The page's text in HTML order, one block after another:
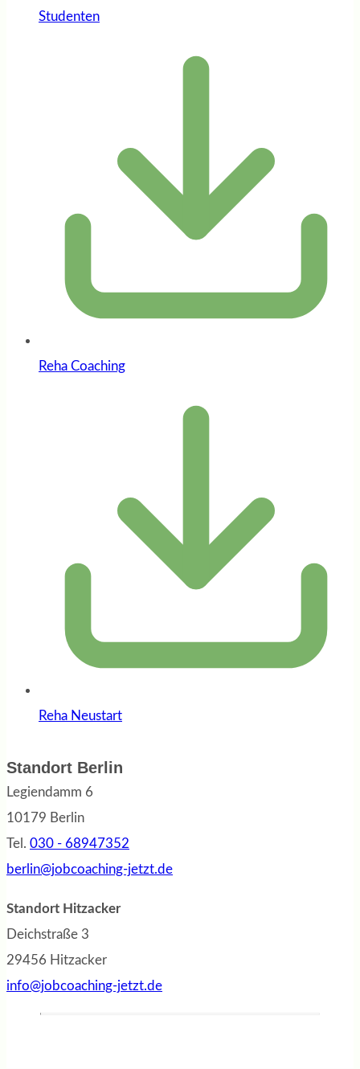
Studenten
Reha Coaching
Reha Neustart
Standort Berlin
Legiendamm 6
10179 Berlin
Tel. 030 - 68947352
berlin@jobcoaching-jetzt.de
Standort Hitzacker
Deichstraße 3
29456 Hitzacker
info@jobcoaching-jetzt.de